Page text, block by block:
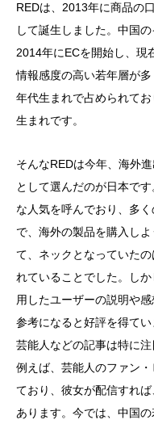
REDは、2013年に商品の
して誕生しました。中国
2014年にECを開始し、現
情報感度の高い若年層が
年代生まれで占められて
生まれです。
そんなREDは今年、海外
として選んだのが日本で
な人気を呼んでおり、多
で、海外の製品を購入し
て、ネックとなっていた
れていることでした。し
用したユーザーの説明や
参考になると好評を得て
芸能人などの記事は特に
例えば、芸能人のファン
ており、彼女が配信すれ
あります。今では、中国